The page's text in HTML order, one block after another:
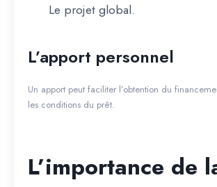
Le projet global.
L’apport personnel
Un apport peut faciliter l’obtention du
les conditions du prêt.
L’importance de